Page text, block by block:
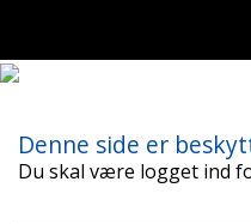
Denne side er
Du skal være logget ind